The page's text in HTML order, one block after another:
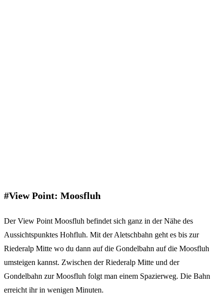
#View Point: Moosfluh
Der View Point Moosfluh befindet sich ganz in der Nähe des
Aussichtspunktes Hohfluh. Mit der Aletschbahn geht es bis zur
Riederalp Mitte wo du dann auf die Gondelbahn auf die Moosfluh
umsteigen kannst. Zwischen der Riederalp Mitte und der
Gondelbahn zur Moosfluh folgt man einem Spazierweg. Die Bahn
erreicht ihr in wenigen Minuten.